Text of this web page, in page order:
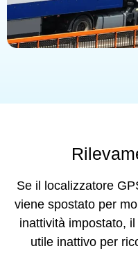
Se il localizzatore
viene spostato per
inattività impostato,
utile inattivo per